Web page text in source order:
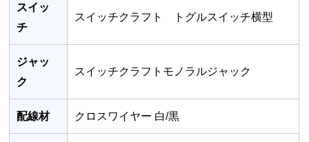
スイッ
チ
スイッチクラフト トグルスイッチ横型
ジャッ
ク
スイッチクラフトモノラルジャック
配線材 クロスワイヤー 白/黒